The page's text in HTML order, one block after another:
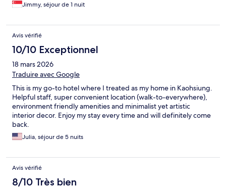
Jimmy, séjour de 1 nuit
Avis vérifié
10/10 Exceptionnel
18 mars 2026
Traduire avec Google
This is my go-to hotel where I treated as my home in Kaohsiung.
Helpful staff, super convenient location (walk-to-everywhere),
environment friendly amenities and minimalist yet artistic
interior decor. Enjoy my stay every time and will definitely come
back.
Julia, séjour de 5 nuits
Avis vérifié
8/10 Très bien